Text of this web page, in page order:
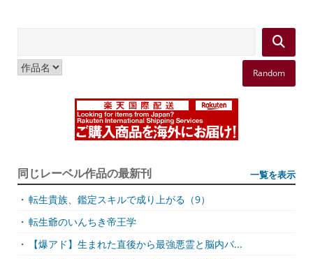
Random
同じレーベル作品の最新刊 一覧を表示
・ 転生貴族、鑑定スキルで成り上がる（9）
・ 転生爺のいんちき帝王学
・
【爆アド】生まれた直後から最強悪霊と脳内バ...